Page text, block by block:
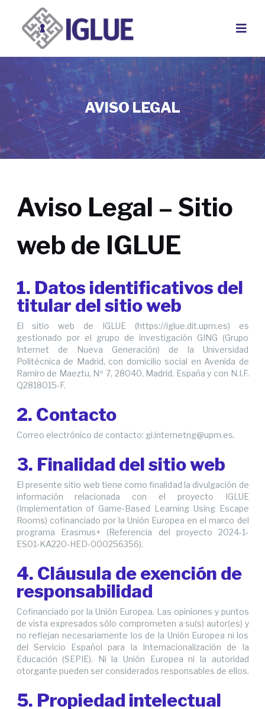
contenido
AVISO LEGAL
Aviso Legal – Sitio
web de IGLUE
1. Datos identificativos del
titular del sitio web
El sitio web de IGLUE (https://iglue.dit.upm.es) es
gestionado por el grupo de investigación GING (Grupo
Internet de Nueva Generación) de la Universidad
Politécnica de Madrid, con domicilio social en Avenida de
Ramiro de Maeztu, Nº 7, 28040, Madrid, España y con N.I.F.
Q2818015-F.
2. Contacto
Correo electrónico de contacto: gi.internetng@upm.es.
3. Finalidad del sitio web
El presente sitio web tiene como finalidad la divulgación de
información relacionada con el proyecto IGLUE
(Implementation of Game-Based Learning Using Escape
Rooms) cofinanciado por la Unión Europea en el marco del
programa Erasmus+ (Referencia del proyecto 2024-1-
ES01-KA220-HED-000256356).
4. Cláusula de exención de
responsabilidad
Cofinanciado por la Unión Europea. Las opiniones y puntos
de vista expresados sólo comprometen a su(s) autor(es) y
no reflejan necesariamente los de la Unión Europea ni los
del Servicio Español para la Internacionalización de la
Educación (SEPIE). Ni la Unión Europea ni la autoridad
otorgante pueden ser considerados responsables de ellos.
5. Propiedad intelectual